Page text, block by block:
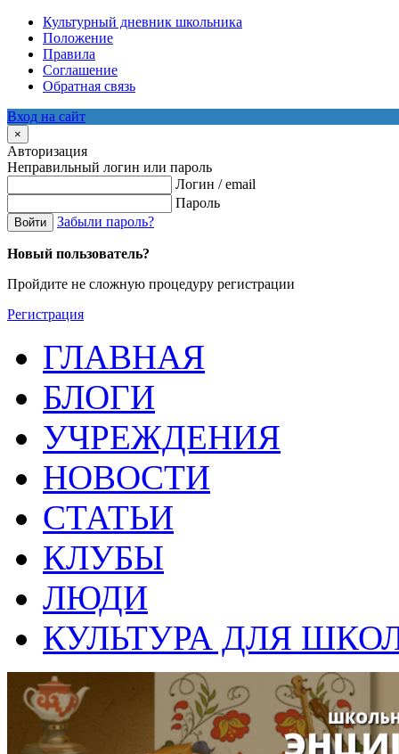
Культурный дневник школьника
Положение
Правила
Соглашение
Обратная связь
Вход на сайт
×
Авторизация
Неправильный логин или пароль
Логин / email
Пароль
Войти Забыли пароль?
Новый пользователь?
Пройдите не сложную процедуру регистрации
Регистрация
ГЛАВНАЯ
БЛОГИ
УЧРЕЖДЕНИЯ
НОВОСТИ
СТАТЬИ
КЛУБЫ
ЛЮДИ
КУЛЬТУРА ДЛЯ